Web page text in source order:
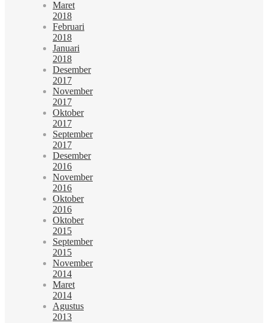
Maret
2018
Februari
2018
Januari
2018
Desember
2017
November
2017
Oktober
2017
September
2017
Desember
2016
November
2016
Oktober
2016
Oktober
2015
September
2015
November
2014
Maret
2014
Agustus
2013